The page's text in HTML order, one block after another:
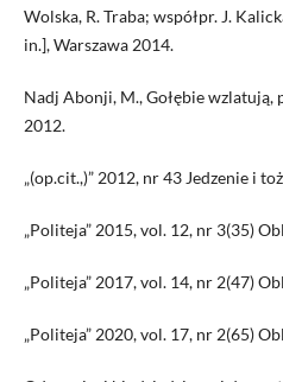
Wolska, R. Traba; współpr. J.
in.], Warszawa 2014.
Nadj Abonji, M., Gołębie wzlatują,
2012.
„(op.cit.,)” 2012, nr 43 Jedzenie i
„Politeja” 2015, vol. 12, nr 3(35)
„Politeja” 2017, vol. 14, nr 2(47)
„Politeja” 2020, vol. 17, nr 2(65)